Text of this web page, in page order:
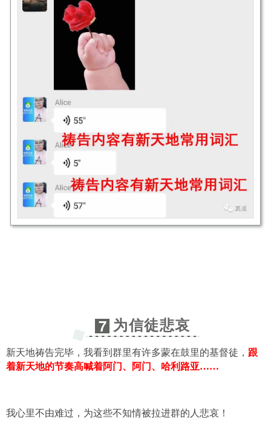
7 为信徒悲哀
新天地祷告完毕，我看到群里有许多蒙在鼓里的基督徒， 跟
着新天地的节奏高喊着阿门、阿门、哈利路亚……
我心里不由难过，为这些不知情被拉进群的人悲哀！